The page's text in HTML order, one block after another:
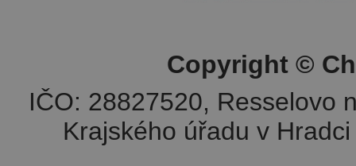
Copyright ©
IČO: 28827520, Resselovo
Krajského úřadu v